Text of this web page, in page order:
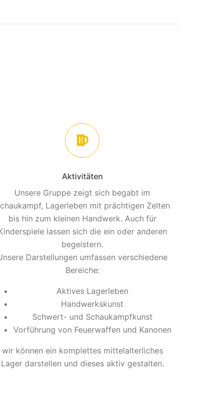
Aktivitäten
Unsere Gruppe zeigt sich begabt im
Lagerleben mit prächtigen Zelten
bis hin zum kleinen Handwerk. Auch für
lassen sich die ein oder anderen
begeistern.
Darstellungen umfassen verschiedene
Bereiche:
Aktives Lagerleben
Handwerkskunst
Schwert- und Schaukampfkunst
Vorführung von Feuerwaffen und Kanonen
wir können ein komplettes mittelalterliches
Lager darstellen und dieses aktiv gestalten.